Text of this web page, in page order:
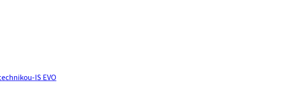
IS EVO